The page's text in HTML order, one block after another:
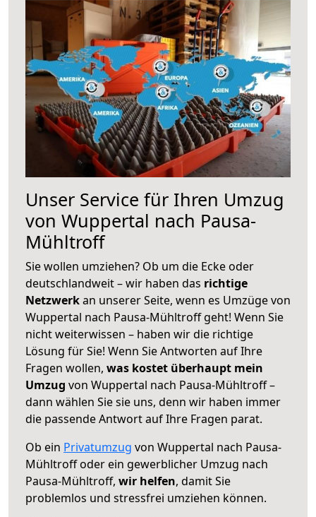
Unser Service für Ihren Umzug
von Wuppertal nach Pausa-
Mühltroff
Sie wollen umziehen? Ob um die Ecke oder
deutschlandweit – wir haben das richtige
Netzwerkan unserer Seite, wenn es Umzüge von
Wuppertal nach Pausa-Mühltroff geht! Wenn Sie
nicht weiterwissen – haben wir die richtige
Lösung für Sie! Wenn Sie Antworten auf Ihre
Fragen wollen, was kostet überhaupt mein
Umzug von Wuppertal nach Pausa-Mühltroff –
dann wählen Sie sie uns, denn wir haben immer
die passende Antwort auf Ihre Fragen parat.
Ob ein Privatumzug von Wuppertal nach Pausa-
Mühltroff oder ein gewerblicher Umzug nach
Pausa-Mühltroff, wir helfen, damit Sie
problemlos und stressfrei umziehen können.